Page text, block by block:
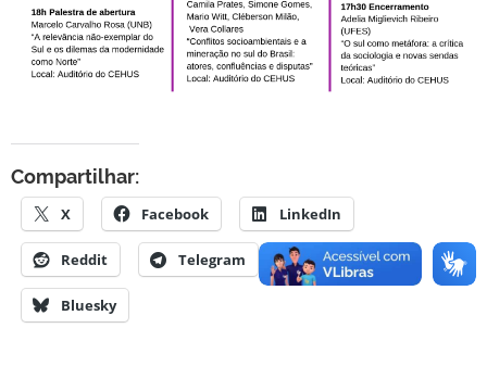
Compartilhar:
X Facebook LinkedIn
Reddit Telegram WhatsApp
Bluesky